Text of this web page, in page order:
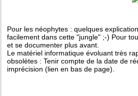
Pour les néophytes : quelques
facilement dans cette "jungle" ;-) Pour
et se documenter plus avant.
Le matériel informatique évoluant très
obsolètes : Tenir compte de la date de
imprécision (lien en bas de page).